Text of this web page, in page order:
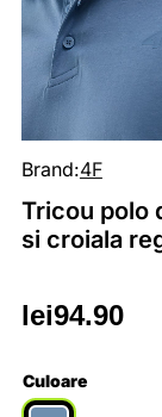
Brand:4F
Tricou polo
si croiala
lei94.90
Culoare